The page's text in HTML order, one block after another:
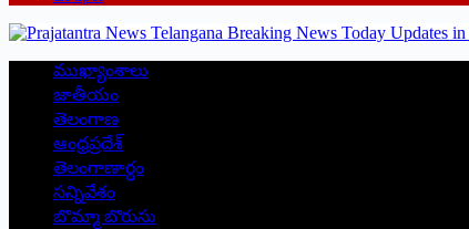
ముఖ్యాంశాలు
జాతీయం
తెలంగాణ
ఆంధ్రప్రదేశ్
తెలంగాణార్థం
సన్నివేశం
బొమ్మా బొరుసు